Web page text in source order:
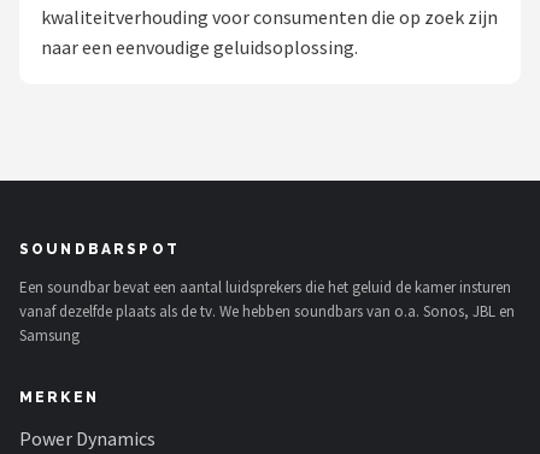
Power Dynamics
JBL
AquaSound
Fenton
kwaliteitverhouding voor consumenten die op zoek zijn
naar een eenvoudige geluidsoplossing.
SOUNDBARSPOT
Een soundbar bevat een aantal luidsprekers die het geluid de kamer insturen
vanaf dezelfde plaats als de tv. We hebben soundbars van o.a. Sonos, JBL en
Samsung
MERKEN
Power Dynamics